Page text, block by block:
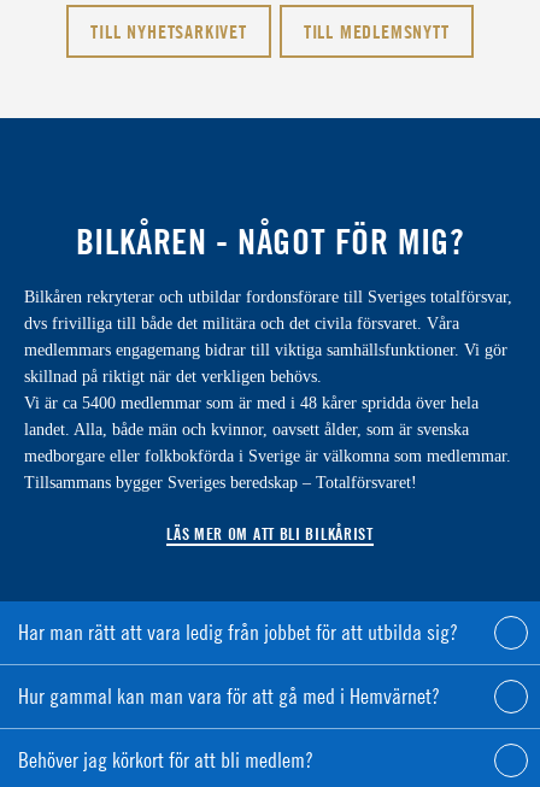
TILL NYHETSARKIVET TILL MEDLEMSNYTT
BILKÅREN - NÅGOT FÖR MIG?
Bilkåren rekryterar och utbildar fordonsförare till Sveriges totalförsvar,
dvs frivilliga till både det militära och det civila försvaret. Våra
medlemmars engagemang bidrar till viktiga samhällsfunktioner. Vi gör
skillnad på riktigt när det verkligen behövs.
Vi är ca 5400 medlemmar som är med i 48 kårer spridda över hela
landet. Alla, både män och kvinnor, oavsett ålder, som är svenska
medborgare eller folkbokförda i Sverige är välkomna som medlemmar.
Tillsammans bygger Sveriges beredskap – Totalförsvaret!
LÄS MER OM ATT BLI BILKÅRIST
Har man rätt att vara ledig från jobbet för att utbilda sig?
Hur gammal kan man vara för att gå med i Hemvärnet?
Behöver jag körkort för att bli medlem?